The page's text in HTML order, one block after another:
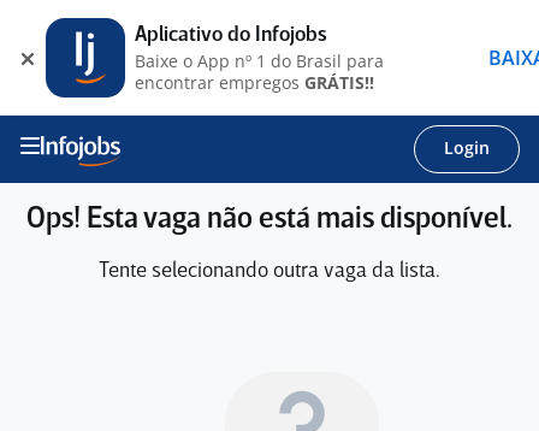
Login
Ops! Esta vaga não está mais disponível.
Tente selecionando outra vaga da lista.
Aplicativo do Infojobs
Baixe o App nº 1 do Brasil para
encontrar empregos GRÁTIS!!